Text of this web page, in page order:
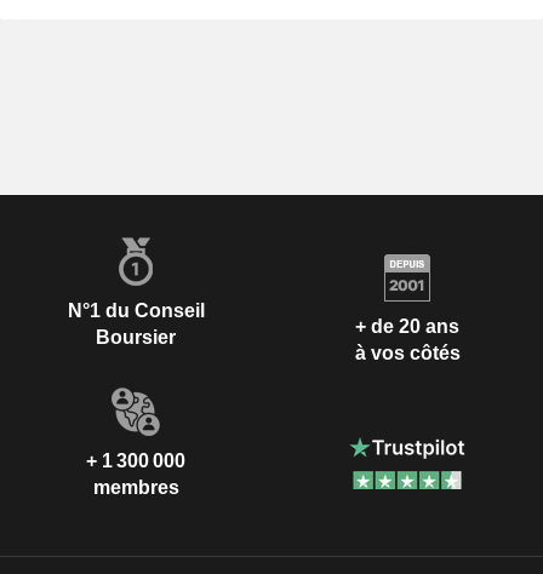
N°1 du Conseil
Boursier
+ de 20 ans
à vos côtés
+ 1 300 000
membres